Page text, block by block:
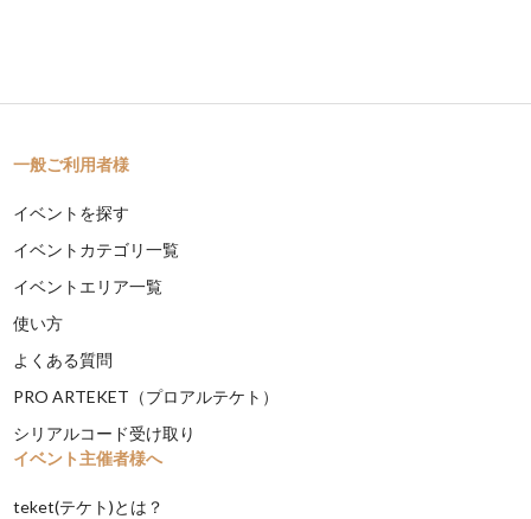
一般ご利用者様
イベントを探す
イベントカテゴリ一覧
イベントエリア一覧
使い方
よくある質問
PRO ARTEKET（プロアルテケト）
シリアルコード受け取り
イベント主催者様へ
teket(テケト)とは？